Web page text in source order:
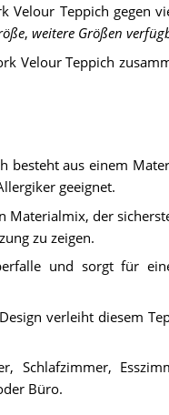
Velour Teppich gegen
, weitere Größen
Velour Teppich
besteht aus einem
geeignet.
Materialmix, der
zu zeigen.
und sorgt für
verleiht diesem
Schlafzimmer,
Büro.